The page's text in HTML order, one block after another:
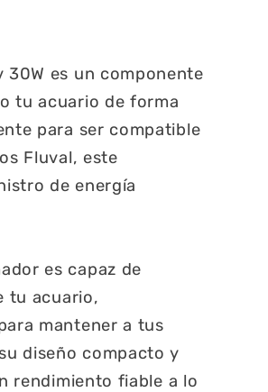
es un componente
tu acuario de forma
para ser compatible
Fluval, este
de energía
es capaz de
tu acuario,
mantener a tus
diseño compacto y
rendimiento fiable a lo